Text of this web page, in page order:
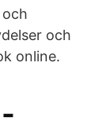
och
online.